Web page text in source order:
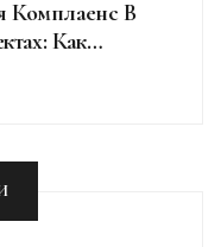
Комплаенс В
Как
Разных